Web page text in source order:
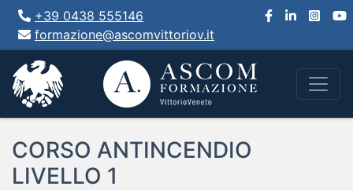
+39 0438 555146
formazione@ascomvittoriov.it
CORSO ANTINCENDIO
LIVELLO 1